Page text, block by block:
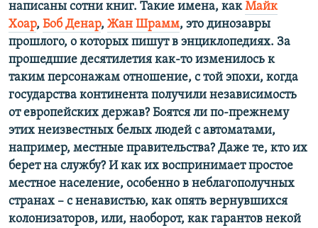
написаны сотни книг. Такие имена, какМайк
Хоар, Боб Денар, Жан Шрамм, это динозавры
прошлого, о которых пишут в энциклопедиях. За
прошедшие десятилетия как-то изменилось к
таким персонажам отношение, с той эпохи, когда
государства континента получили независимость
от европейских держав? Боятся ли по-прежнему
этих неизвестных белых людей с автоматами,
например, местные правительства? Даже те, кто их
берет на службу? И как их воспринимает простое
местное население, особенно в неблагополучных
странах – с ненавистью, как опять вернувшихся
колонизаторов, или, наоборот, как гарантов некой